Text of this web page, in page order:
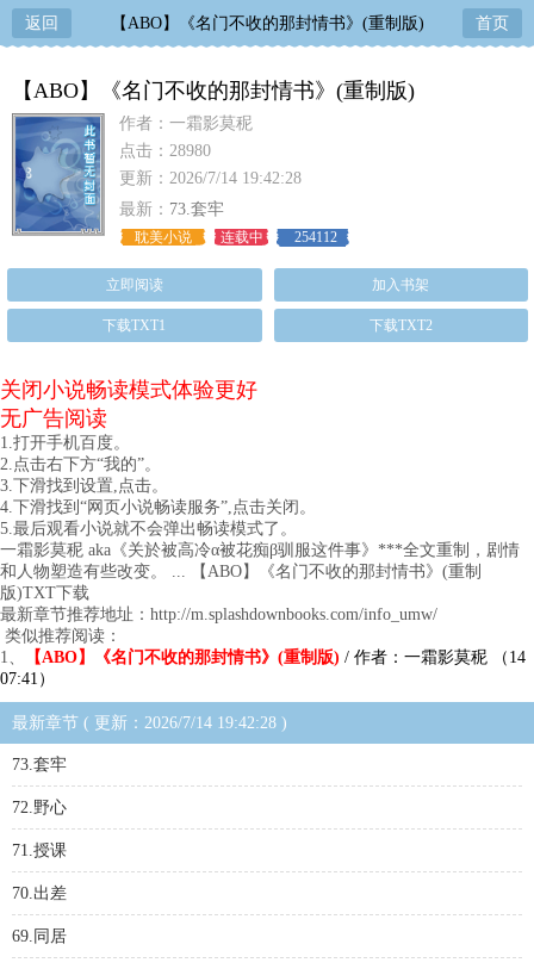
返回 【ABO】《名门不收的那封情书》(重制版) 首页
【ABO】《名门不收的那封情书》(重制版)
作者：一霜影莫秜
点击：28980
更新：2026/7/14 19:42:28
最新： 73.套牢
耽美小说 连载中 254112
立即阅读 加入书架
下载TXT1 下载TXT2
关闭小说畅读模式体验更好
无广告阅读
1.打开手机百度。
2.点击右下方“我的”。
3.下滑找到设置,点击。
4.下滑找到“网页小说畅读服务”,点击关闭。
5.最后观看小说就不会弹出畅读模式了。
一霜影莫秜 aka《关於被高冷α被花痴β驯服这件事》***全文重制，剧情
和人物塑造有些改变。 ... 【ABO】《名门不收的那封情书》(重制
版)TXT下载
最新章节推荐地址：http://m.splashdownbooks.com/info_umw/
类似推荐阅读：
1、
【ABO】《名门不收的那封情书》(重制版) / 作者：一霜影莫秜 （14
07:41）
最新章节 ( 更新：2026/7/14 19:42:28 )
73.套牢
72.野心
71.授课
70.出差
69.同居